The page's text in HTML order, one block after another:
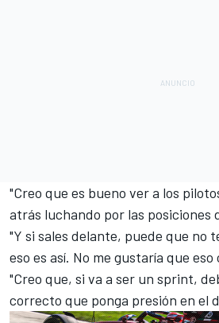
"Creo que es bueno ver a los
atrás luchando por las posiciones
"Y si sales delante, puede que no
eso es así. No me gustaría que eso
"Creo que, si va a ser un sprint,
correcto que ponga presión en el